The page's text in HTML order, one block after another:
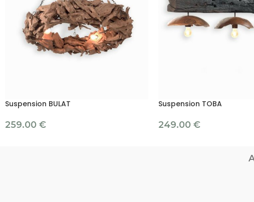
Suspension BULAT
259.00 €
Suspension TOBA
249.00 €